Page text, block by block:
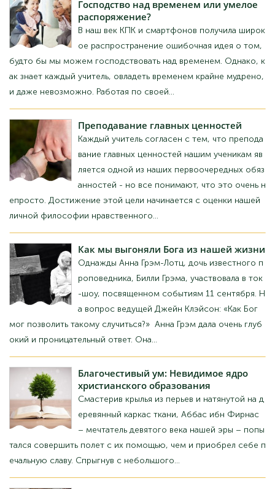
У наш час КПК і смартфонів набула широкого
поширення помилкова ідея про те, ніби ми м
ожемо панувати над часом. Однак, як знає ко
жен учитель, опанувати часом вкрай мудро, і навіть неможлив
о. Працюючи за своєю...
Викладанняосновних цінностей
Кожен вчитель погоджується з тим, що викла
дання головних цінностей нашим учням є одн
им із наших першочергових обов'язків – але в
сі розуміють, що це дуже непросто. Досягне
ння цієї мети починається з оцінки нашої особистої філософії
Як ми виганяли Бога з нашого життя
Якось Анна Грем-Лотц, дочка відомого пропо
відника, Біллі Грема, брала участь у ток-шоу, п
рисвяченому подіям 11 вересня. На запитання
ведучої Джейн Клейсон: «Як Бог міг дозволит
и такому статися?» Ганна Грем дала дуже глибоку і проникливу
Благочестивийрозум: Невидиме ядро ​​
християнської освіти
Змайструвавши крила з пір'я та натягнутої на
дерев'яний каркас тканини, Аббас ібн Фірнас
– мрійник дев'ятого століття нашої ери – спр
обував здійснити політ за їх допомогою, чим і набув собі сум
ної слави. Зістрибнувши з невеликого...
Бібліята освіта: багатосторонній підхід
Який справжній зв'язок Біблії та освіти? Це од